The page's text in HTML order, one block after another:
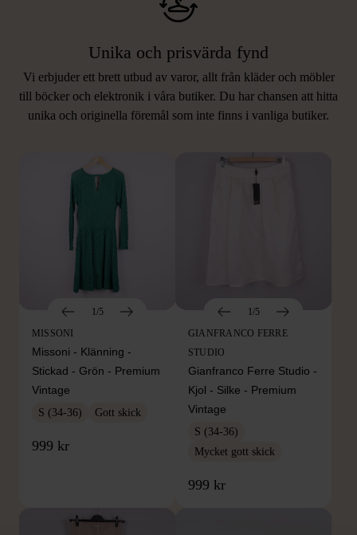
Unika och prisvärda fynd
Vi erbjuder ett brett utbud av varor, allt från kläder och möbler
till böcker och elektronik i våra butiker. Du har chansen att hitta
unika och originella föremål som inte finns i vanliga butiker.
LIKNANDE PRODUKTER
Hitta produkter som påminner om denna
1/5
MISSONI
Missoni - Klänning -
Stickad - Grön - Premium
Vintage
S (34-36) Gott skick
999 kr
1/5
GIANFRANCO FERRE
STUDIO
Gianfranco Ferre Studio -
Kjol - Silke - Premium
Vintage
S (34-36)
Mycket gott skick
999 kr